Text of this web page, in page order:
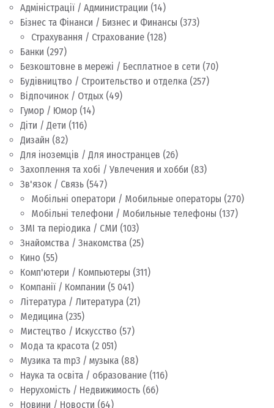
Адміністрації / Администрации (14)
Бізнес та Фінанси / Бизнес и Финансы (373)
Страхування / Страхование (128)
Банки (297)
Безкоштовне в мережі / Бесплатное в сети (70)
Будівництво / Строительство и отделка (257)
Відпочинок / Отдых (49)
Гумор / Юмор (14)
Діти / Дети (116)
Дизайн (82)
Для іноземців / Для иностранцев (26)
Захоплення та хобі / Увлечения и хобби (83)
Зв'язок / Связь (547)
Мобільні оператори / Мобильные операторы (270)
Мобільні телефони / Мобильные телефоны (137)
ЗМІ та періодика / СМИ (103)
Знайомства / Знакомства (25)
Кино (55)
Комп'ютери / Компьютеры (311)
Компанії / Компании (5 041)
Література / Литература (21)
Медицина (235)
Мистецтво / Искусство (57)
Мода та красота (2 051)
Музика та mp3 / музыка (88)
Наука та освіта / образование (116)
Нерухомість / Недвижимость (66)
Новини / Новости (64)